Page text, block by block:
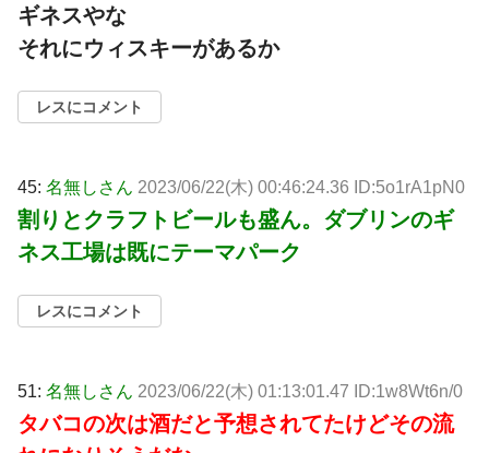
ギネスやな
それにウィスキーがあるか
レスにコメント
45: 名無しさん 2023/06/22(木) 00:46:24.36 ID:5o1rA1pN0
割りとクラフトビールも盛ん。ダブリンのギ
ネス工場は既にテーマパーク
レスにコメント
51: 名無しさん 2023/06/22(木) 01:13:01.47 ID:1w8Wt6n/0
タバコの次は酒だと予想されてたけどその流